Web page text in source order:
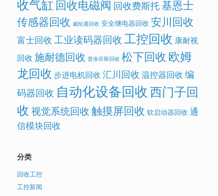
收气缸 回收电磁阀 回收费斯托基恩士
传感器回收 威纶通回收 安全继电器回收 安川回收
富士回收工业读码器回收工控回收 康耐视
回收 施耐德回收 普洛菲斯回收 松下回收欧姆
龙回收 步进电机回收 汇川回收 温控器回收 编
码器回收 自动化设备回收西门子回
收视觉系统回收触摸屏回收 软启动器回收 通
信模块回收
分类
回收工控
工控新闻